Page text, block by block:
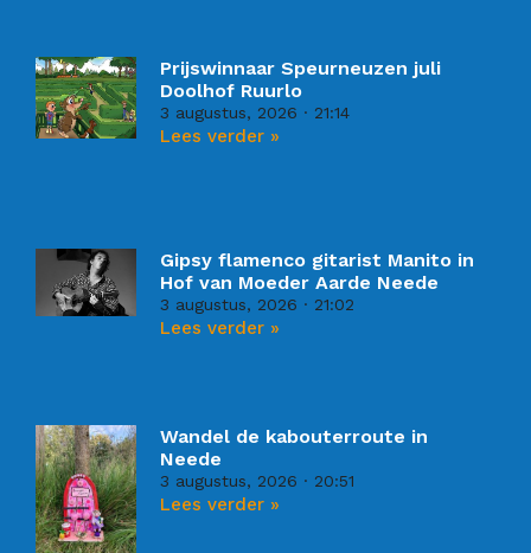
Prijswinnaar Speurneuzen juli
Doolhof Ruurlo
3 augustus, 2026 21:14
Lees verder »
Gipsy flamenco gitarist Manito in
Hof van Moeder Aarde Neede
3 augustus, 2026 21:02
Lees verder »
Wandel de kabouterroute in
Neede
3 augustus, 2026 20:51
Lees verder »